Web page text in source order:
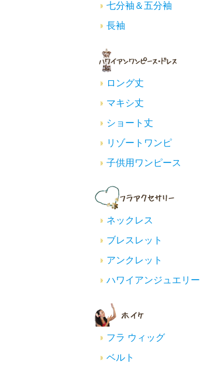
七分袖＆五分袖
長袖
ロング丈
マキシ丈
ショート丈
リゾートワンピ
子供用ワンピース
ネックレス
ブレスレット
アンクレット
ハワイアンジュエリー
フラ ウィッグ
ベルト